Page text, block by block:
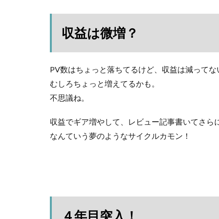
収益は微増？
PV数はちょっと落ちてるけど、収益は減ってな
むしろちょっと増えてるかも。
不思議ね。
収益でギア増やして、レビュー記事書いてさら
なんていう夢のようなサイクルカモン！
４年目突入！